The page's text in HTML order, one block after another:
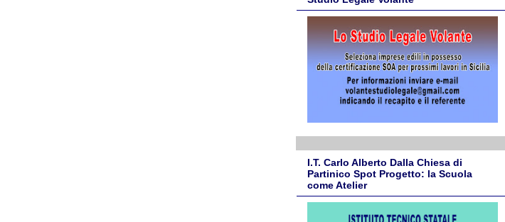
I.T. Carlo Alberto Dalla Chiesa di
Partinico Spot Progetto: la Scuola
come Atelier